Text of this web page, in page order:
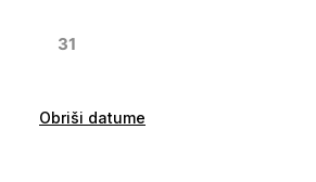
Obriši datume